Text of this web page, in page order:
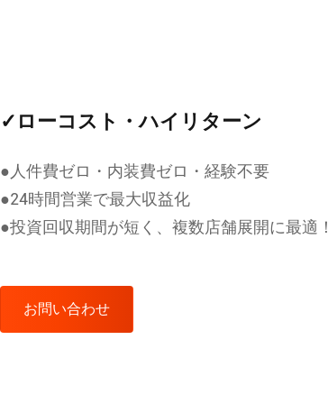
✓ローコスト・ハイリターン
●人件費ゼロ・内装費ゼロ・経験不要
●24時間営業で最大収益化
●投資回収期間が短く、複数店舗展開に最適！
お問い合わせ